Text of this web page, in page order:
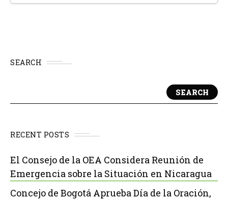
SEARCH
SEARCH
RECENT POSTS
El Consejo de la OEA Considera Reunión de
Emergencia sobre la Situación en Nicaragua
Concejo de Bogotá Aprueba Día de la Oración,